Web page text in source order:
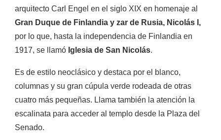
arquitecto Carl Engel en el siglo XIX en homenaje al
Gran Duque de Finlandia y zar de Rusia, Nicolás I,
por lo que, hasta la independencia de Finlandia en
1917, se llamó Iglesia de San Nicolás.
Es de estilo neoclásico y destaca por el blanco,
columnas y su gran cúpula verde rodeada de otras
cuatro más pequeñas. Llama también la atención la
escalinata para acceder al templo desde la Plaza del
Senado.